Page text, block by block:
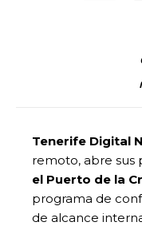
Tenerife Digital
remoto, abre sus
el Puerto de la
programa de
de alcance